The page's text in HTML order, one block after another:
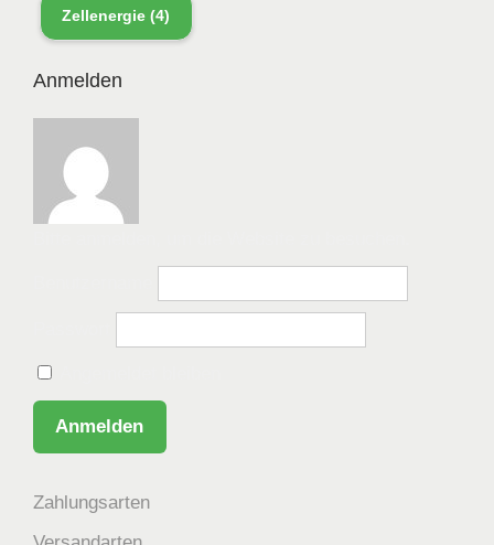
Zellenergie (4)
Anmelden
Zahlungsarten